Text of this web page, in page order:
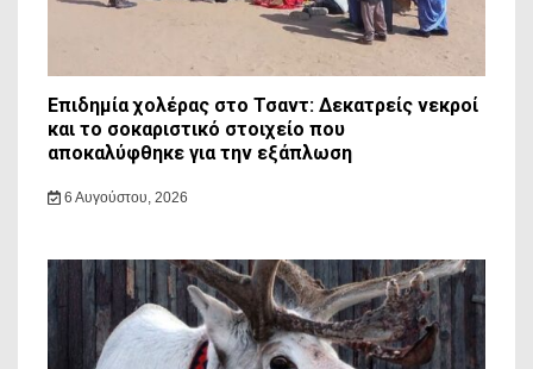
Επιδημία χολέρας στο Τσαντ: Δεκατρείς νεκροί
και το σοκαριστικό στοιχείο που
αποκαλύφθηκε για την εξάπλωση
6 Αυγούστου, 2026